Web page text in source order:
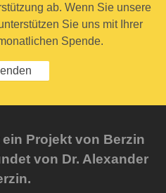
ab. Wenn Sie unsere
Sie uns mit Ihrer
Spende.
Projekt von Berzin
von Dr. Alexander